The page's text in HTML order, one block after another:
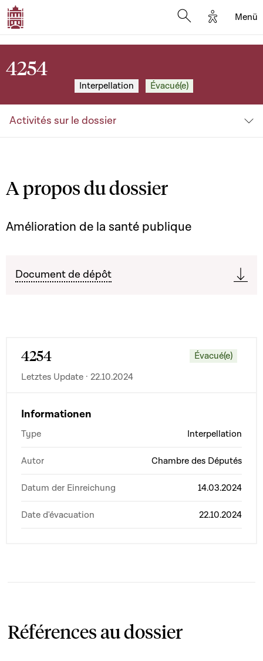
Options
Menü
4254
Interpellation Évacué(e)
Activités sur le dossier
A propos du dossier
Amélioration de la santé publique
Document de dépôt
4254
Évacué(e)
Letztes Update · 22.10.2024
Informationen
Type Interpellation
Autor Chambre des Députés
Datum der Einreichung 14.03.2024
Date d'évacuation 22.10.2024
Références au dossier